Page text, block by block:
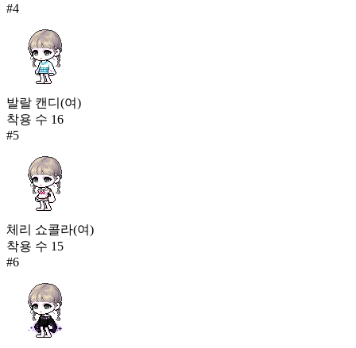
#4
발랄 캔디(여)
착용 수 16
#5
체리 쇼콜라(여)
착용 수 15
#6